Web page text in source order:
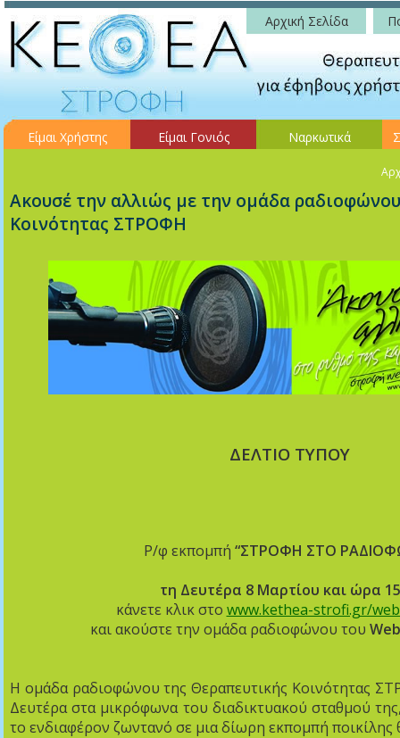
Αρχική Σελίδα
Είμαι Χρήστης Είμαι Γονιός Ναρκωτικά
Ακουσέ την αλλιώς με την ομάδα
Κοινότητας ΣΤΡΟΦΗ
ΔΕΛΤΙΟ ΤΥΠΟΥ
Ρ/φ εκπομπή “ΣΤΡΟΦΗ ΣΤΟ
τη Δευτέρα 8 Μαρτίου και ώρα
κάνετε κλικ στο www.kethea-strofi.gr/
και ακούστε την ομάδα ραδιοφώνου του W
Η ομάδα ραδιοφώνου της Θεραπευτικής Κοινότητας
Δευτέρα στα μικρόφωνα του διαδικτυακού σταθμού
το ενδιαφέρον ζωντανό σε μια δίωρη εκπομπή ποικίλης